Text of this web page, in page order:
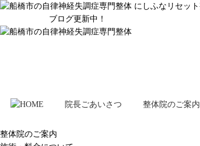
ブログ更新中！
院長ごあいさつ 整体院のご案内
整体院のご案内